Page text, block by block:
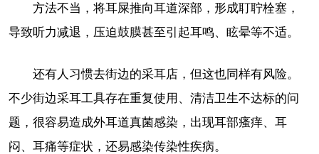
方法不当，将耳屎推向耳道深部，形成耵聍栓塞，
导致听力减退，压迫鼓膜甚至引起耳鸣、眩晕等不适。
还有人习惯去街边的采耳店，但这也同样有风险。
不少街边采耳工具存在重复使用、清洁卫生不达标的问
题，很容易造成外耳道真菌感染，出现耳部瘙痒、耳
闷、耳痛等症状，还易感染传染性疾病。